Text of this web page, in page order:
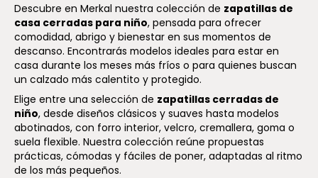
Descubre en Merkal nuestra colección de zapatillas de
casa cerradas para niño, pensada para ofrecer
comodidad, abrigo y bienestar en sus momentos de
descanso. Encontrarás modelos ideales para estar en
casa durante los meses más fríos o para quienes buscan
un calzado más calentito y protegido.
Elige entre una selección de zapatillas cerradas de
niño, desde diseños clásicos y suaves hasta modelos
abotinados, con forro interior, velcro, cremallera, goma o
suela flexible. Nuestra colección reúne propuestas
prácticas, cómodas y fáciles de poner, adaptadas al ritmo
de los más pequeños.